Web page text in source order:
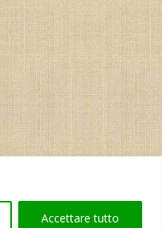
Accettare tutto